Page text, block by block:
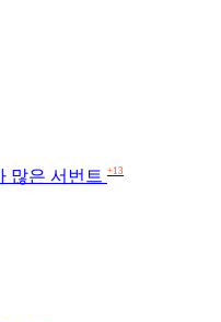
많은 서번트 +13